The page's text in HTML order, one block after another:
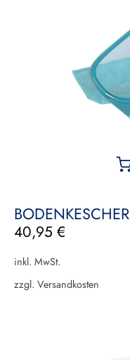
BODENKESCHER
40,95 €
inkl. MwSt.
zzgl. Versandkosten